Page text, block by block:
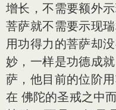
增长，不需要额外
菩萨就不需要示现
用功得力的菩萨却
妙，一样是功德成
萨，他目前的位阶
在 佛陀的圣戒之中